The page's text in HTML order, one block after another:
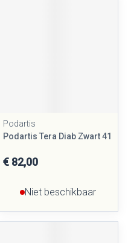
Podartis
Podartis Tera Diab Zwart 41
€ 82,00
Niet beschikbaar